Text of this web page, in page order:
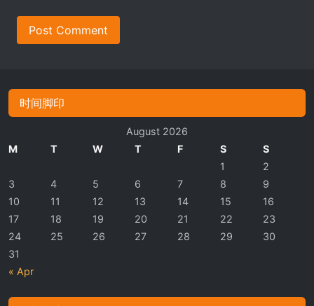
Post Comment
时间脚印
August 2026
M
T W T F S S
« Apr
1
2
3
4 5 6 7 8
9
10
11 12 13 14 15
16
17
18 19 20 21 22
23
24
25 26 27 28 29
30
31